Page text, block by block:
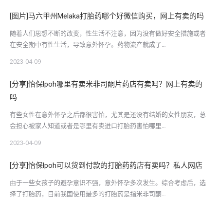
[图片]马六甲州Melaka打胎药哪个好微信购买，网上有卖的吗
随着人们思想不断的改变，性生活不注意，因为没有做好安全措施或者
在安全期中有性生活，导致意外怀孕。药物流产就成了…
2023-04-09
[分享]怡保lpoh哪里有卖米非司酮片药店有卖吗？网上有卖的
吗
有些女性在意外怀孕之后都很害怕，尤其是还没有结婚的女性朋友，总
会担心被家人知道或者是哪里有卖进口打胎药害怕哪里…
2023-04-09
[分享]怡保lpoh可以货到付款的打胎药药店有卖吗？私人网店
由于一些女孩子的避孕意识不强，意外怀孕多次发生。综合考虑后，选
择了打胎药，目前我国使用最多的打胎药是指米非司酮…